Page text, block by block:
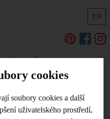
cookies
soubory cookies a další
uživatelského prostředí,
EN
tipy a triky